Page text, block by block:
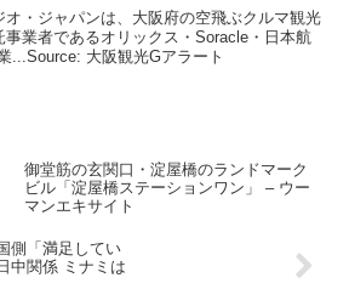
・ジャパンは、大阪府の空飛ぶクルマ観光
業者であるオリックス・Soracle・日本航
...Source: 大阪観光Gアラート
御堂筋の玄関口・淀屋橋のランドマーク
ビル「淀屋橋ステーションワン」 – ウー
マンエキサイト
側「満足してい
中関係 ミナミは